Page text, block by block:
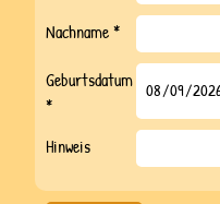
Nachname *
Geburtsdatum
*
Hinweis